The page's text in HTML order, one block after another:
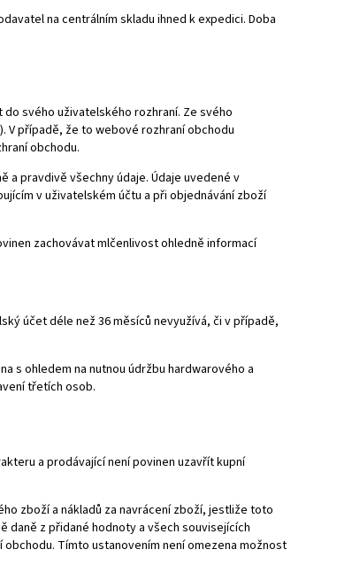
na centrálním skladu ihned k expedici. Doba
svého uživatelského rozhraní. Ze svého
V případě, že to webové rozhraní obchodu
obchodu.
pravdivě všechny údaje. Údaje uvedené v
v uživatelském účtu a při objednávání zboží
zachovávat mlčenlivost ohledně informací
účet déle než 36 měsíců nevyužívá, či v případě,
s ohledem na nutnou údržbu hardwarového a
třetích osob.
a prodávající není povinen uzavřít kupní
zboží a nákladů za navrácení zboží, jestliže toto
daně z přidané hodnoty a všech souvisejících
Tímto ustanovením není omezena možnost